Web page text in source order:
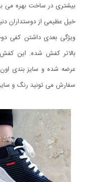
بیشتری در ساخت بهره می
خیل عظیمی از دوستداران
ویژگی بعدی داشتن کفی
سفارش می تونید رنگ و